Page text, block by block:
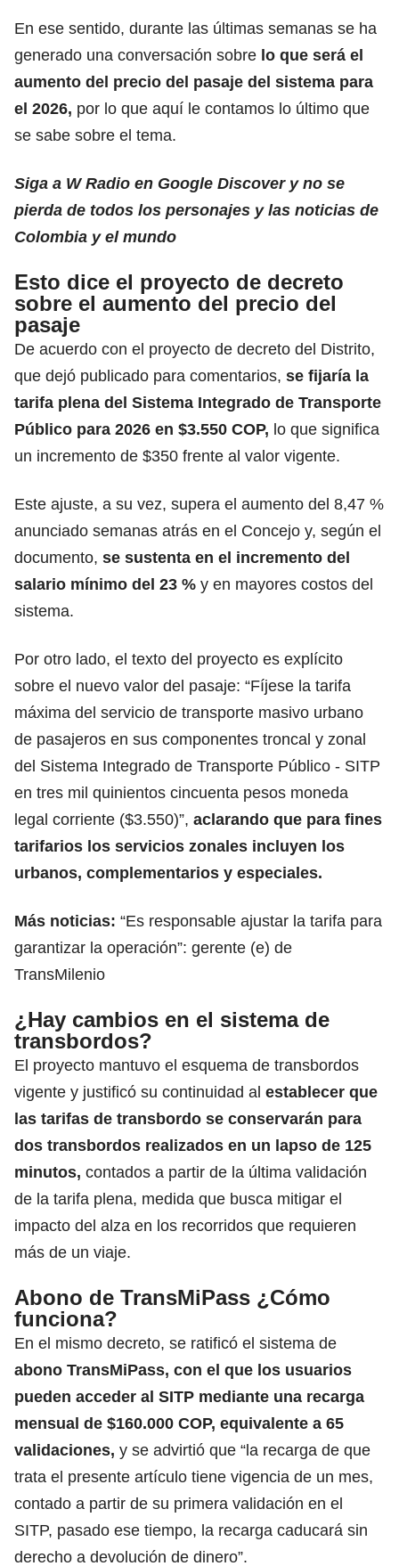
En ese sentido, durante las últimas semanas se ha
generado una conversación sobre lo que será el
aumento del precio del pasaje del sistema para
el 2026, por lo que aquí le contamos lo último que
se sabe sobre el tema.
Siga a W Radio en Google Discover y no se
pierda de todos los personajes y las noticias de
Colombia y el mundo
Esto dice el proyecto de decreto
sobre el aumento del precio del
pasaje
De acuerdo con el proyecto de decreto del Distrito,
que dejó publicado para comentarios, se fijaría la
tarifa plena del Sistema Integrado de Transporte
Público para 2026 en $3.550 COP, lo que significa
un incremento de $350 frente al valor vigente.
Este ajuste, a su vez, supera el aumento del 8,47 %
anunciado semanas atrás en el Concejo y, según el
documento, se sustenta en el incremento del
salario mínimo del 23 % y en mayores costos del
sistema.
Por otro lado, el texto del proyecto es explícito
sobre el nuevo valor del pasaje: “Fíjese la tarifa
máxima del servicio de transporte masivo urbano
de pasajeros en sus componentes troncal y zonal
del Sistema Integrado de Transporte Público - SITP
en tres mil quinientos cincuenta pesos moneda
legal corriente ($3.550)”, aclarando que para fines
tarifarios los servicios zonales incluyen los
urbanos, complementarios y especiales.
Más noticias: “Es responsable ajustar la tarifa para
garantizar la operación”: gerente (e) de
TransMilenio
¿Hay cambios en el sistema de
transbordos?
El proyecto mantuvo el esquema de transbordos
vigente y justificó su continuidad al establecer que
las tarifas de transbordo se conservarán para
dos transbordos realizados en un lapso de 125
minutos, contados a partir de la última validación
de la tarifa plena, medida que busca mitigar el
impacto del alza en los recorridos que requieren
más de un viaje.
Abono de TransMiPass ¿Cómo
funciona?
En el mismo decreto, se ratificó el sistema de
abono TransMiPass, con el que los usuarios
pueden acceder al SITP mediante una recarga
mensual de $160.000 COP, equivalente a 65
validaciones, y se advirtió que “la recarga de que
trata el presente artículo tiene vigencia de un mes,
contado a partir de su primera validación en el
SITP, pasado ese tiempo, la recarga caducará sin
derecho a devolución de dinero”.